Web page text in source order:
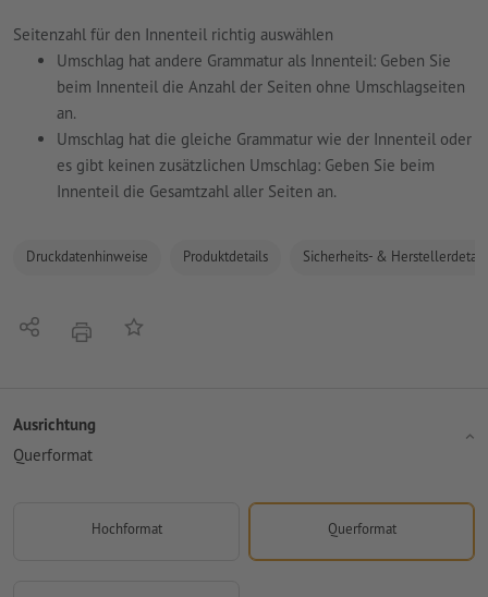
Seitenzahl für den Innenteil richtig auswählen
Umschlag hat andere Grammatur als Innenteil: Geben Sie
beim Innenteil die Anzahl der Seiten ohne Umschlagseiten
an.
Umschlag hat die gleiche Grammatur wie der Innenteil oder
es gibt keinen zusätzlichen Umschlag: Geben Sie beim
Innenteil die Gesamtzahl aller Seiten an.
Druckdatenhinweise Produktdetails Sicherheits- &
Teilen DruckenAuf die Merkliste
Ausrichtung
Querformat
Hochformat Querformat